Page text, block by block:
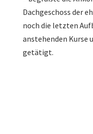
Dachgeschoss der
noch die letzten
anstehenden Kurse
getätigt.